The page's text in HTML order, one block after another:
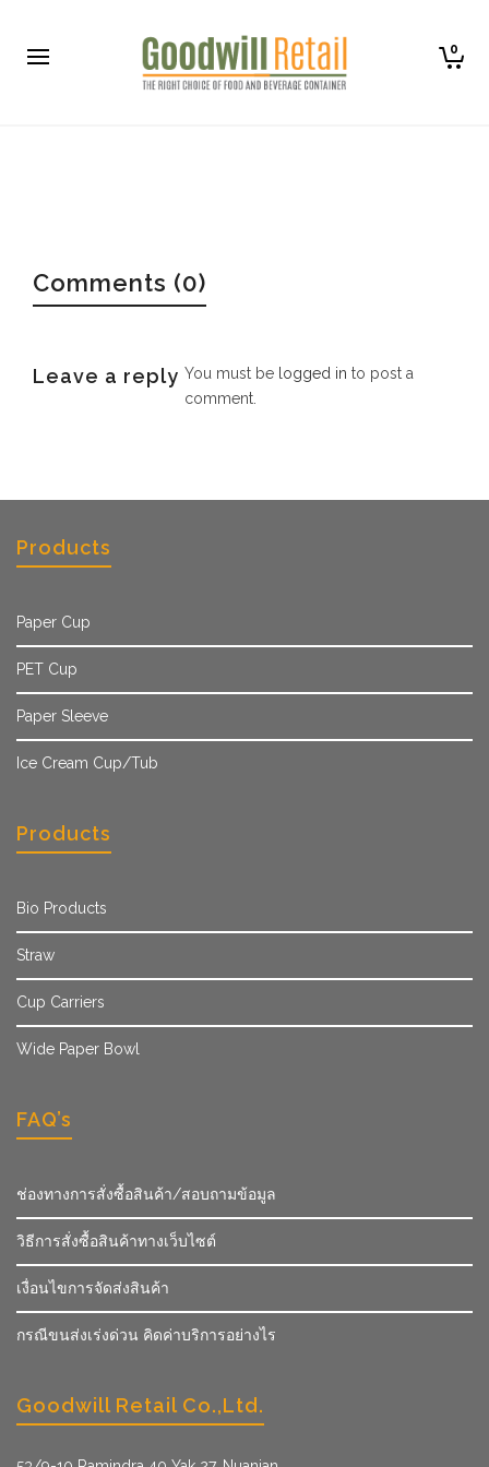
0
Comments (0)
Leave a reply You must be logged in to post a
comment.
Products
Paper Cup
PET Cup
Paper Sleeve
Ice Cream Cup/Tub
Products
Bio Products
Straw
Cup Carriers
Wide Paper Bowl
FAQ’s
ช่องทางการสั่งซื้อสินค้า/สอบถามข้อมูล
วิธีการสั่งซื้อสินค้าทางเว็บไซต์
เงื่อนไขการจัดส่งสินค้า
กรณีขนส่งเร่งด่วน คิดค่าบริการอย่างไร
Goodwill Retail Co.,Ltd.